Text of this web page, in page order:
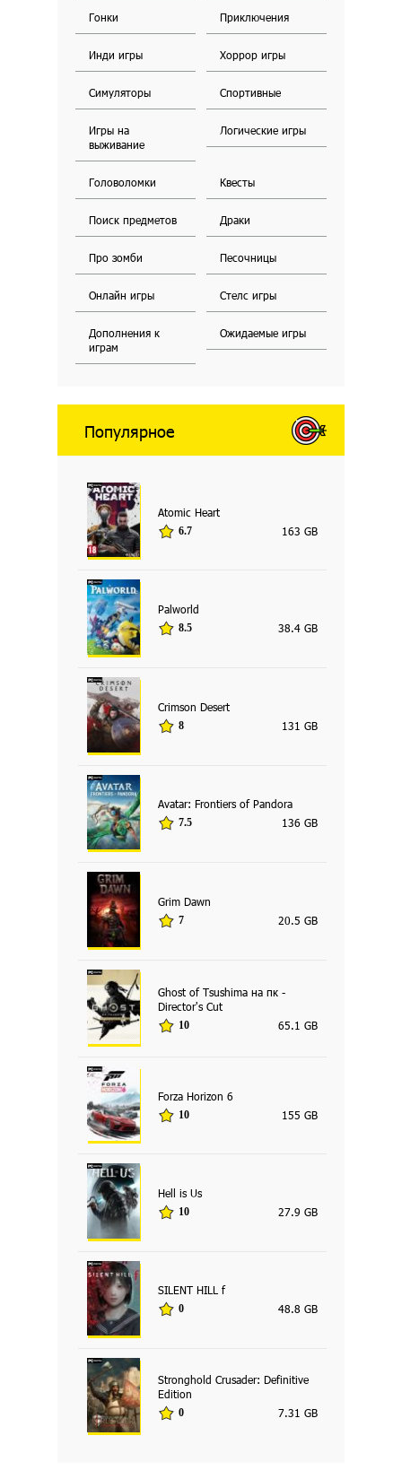
Гонки Приключения
Инди игры Хоррор игры
Симуляторы Спортивные
Игры на
выживание
Логические игры
Головоломки Квесты
Поиск предметов Драки
Про зомби Песочницы
Онлайн игры Стелс игры
Дополнения к
играм
Ожидаемые игры
Популярное
Atomic Heart
6.7 163 GB
Palworld
8.5 38.4 GB
Crimson Desert
8 131 GB
Avatar: Frontiers of Pandora
7.5 136 GB
Grim Dawn
7 20.5 GB
Ghost of Tsushima на пк -
Director's Cut
10 65.1 GB
Forza Horizon 6
10 155 GB
Hell is Us
10 27.9 GB
SILENT HILL f
0 48.8 GB
Stronghold Crusader: Definitive
Edition
0 7.31 GB